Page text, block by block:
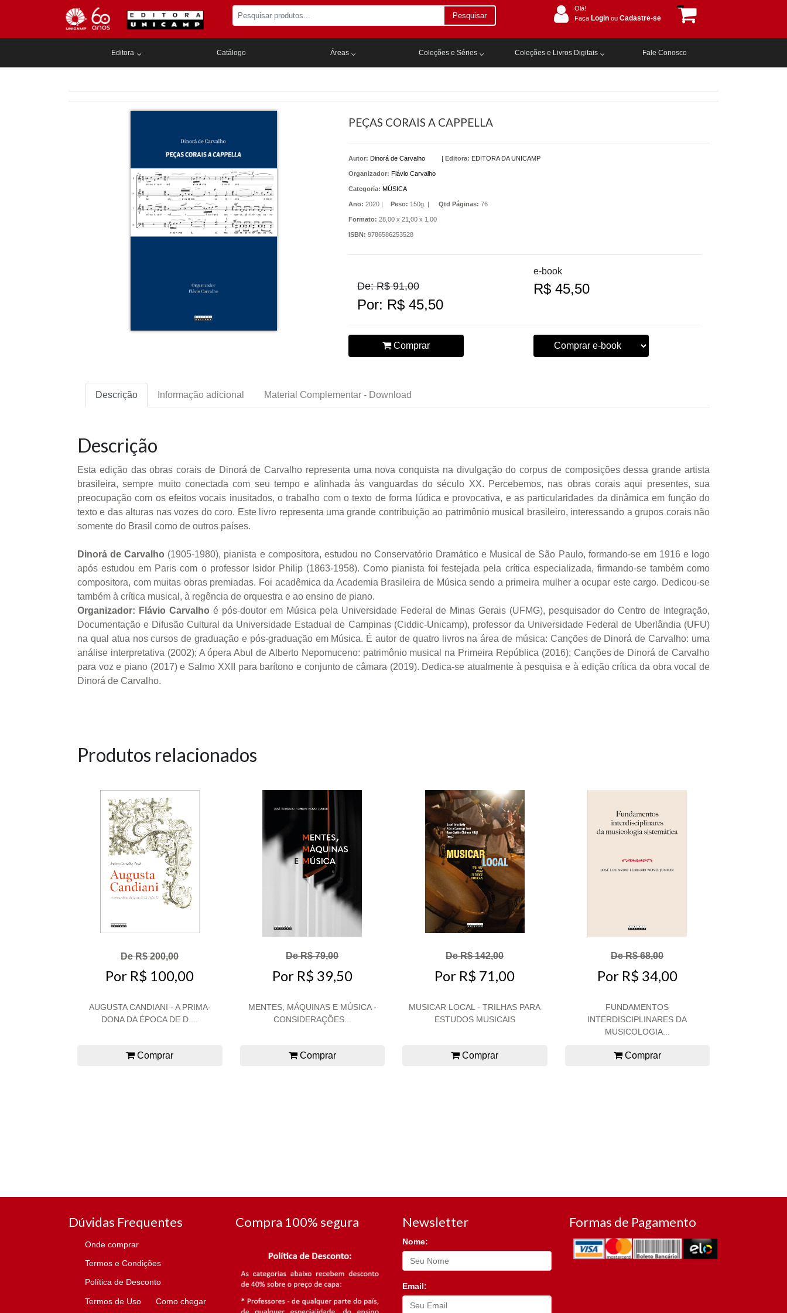
Pesquisar
Olá!
Faça Login ou Cadastre-se
Editora Catálogo Áreas Coleções e Séries Coleções e Livros Digitais Fale Conosco
PEÇAS CORAIS A CAPPELLA
Autor: Dinorá de Carvalho
Organizador: Flávio Carvalho
| Editora: EDITORA DA UNICAMP
Categoria: MÚSICA
Ano: 2020 | Peso: 150g. | Qtd Páginas: 76
Formato: 28,00 x 21,00 x 1,00
ISBN: 9786586253528
e-book
De: R$ 91,00
Por: R$ 45,50
R$ 45,50
Comprar
Descrição Informação adicional Material Complementar - Download
Descrição
Esta edição das obras corais de Dinorá de Carvalho representa uma nova conquista na divulgação do corpus de composições dessa grande artista
brasileira, sempre muito conectada com seu tempo e alinhada às vanguardas do século XX. Percebemos, nas obras corais aqui presentes, sua
preocupação com os efeitos vocais inusitados, o trabalho com o texto de forma lúdica e provocativa, e as particularidades da dinâmica em função do
texto e das alturas nas vozes do coro. Este livro representa uma grande contribuição ao patrimônio musical brasileiro, interessando a grupos corais não
somente do Brasil como de outros países.
Dinorá de Carvalho (1905-1980), pianista e compositora, estudou no Conservatório Dramático e Musical de São Paulo, formando-se em 1916 e logo
após estudou em Paris com o professor Isidor Philip (1863-1958). Como pianista foi festejada pela crítica especializada, firmando-se também como
compositora, com muitas obras premiadas. Foi acadêmica da Academia Brasileira de Música sendo a primeira mulher a ocupar este cargo. Dedicou-se
também à crítica musical, à regência de orquestra e ao ensino de piano.
Organizador: Flávio Carvalho é pós-doutor em Música pela Universidade Federal de Minas Gerais (UFMG), pesquisador do Centro de Integração,
Documentação e Difusão Cultural da Universidade Estadual de Campinas (Ciddic-Unicamp), professor da Universidade Federal de Uberlândia (UFU)
na qual atua nos cursos de graduação e pós-graduação em Música. É autor de quatro livros na área de música: Canções de Dinorá de Carvalho: uma
análise interpretativa (2002); A ópera Abul de Alberto Nepomuceno: patrimônio musical na Primeira República (2016); Canções de Dinorá de Carvalho
para voz e piano (2017) e Salmo XXII para barítono e conjunto de câmara (2019). Dedica-se atualmente à pesquisa e à edição crítica da obra vocal de
Dinorá de Carvalho.
Produtos relacionados
De R$ 200,00
Por R$ 100,00
AUGUSTA CANDIANI - A PRIMA-
DONA DA ÉPOCA DE D....
Comprar
De R$ 79,00
Por R$ 39,50
MENTES, MÁQUINAS E MÚSICA -
CONSIDERAÇÕES...
Comprar
De R$ 142,00
Por R$ 71,00
MUSICAR LOCAL - TRILHAS PARA
ESTUDOS MUSICAIS
Comprar
De R$ 68,00
Por R$ 34,00
FUNDAMENTOS
INTERDISCIPLINARES DA
MUSICOLOGIA...
Comprar
Dúvidas Frequentes
Onde comprar
Termos e Condições
Política de Desconto
Termos de Uso Como chegar
Compra 100% segura Newsletter
Nome:
Email:
Formas de Pagamento